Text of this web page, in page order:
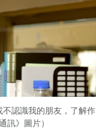
認識我的朋友，了解作
訊》圖片）